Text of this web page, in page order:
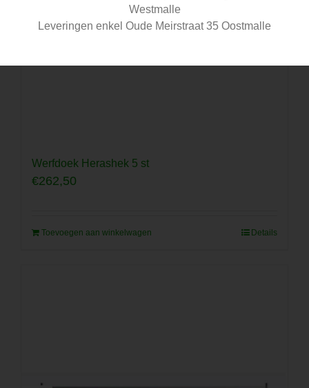
Werfdoek Herashek 5 st
€262,50
Toevoegen aan winkelwagen Details
Westmalle
Leveringen enkel Oude Meirstraat 35 Oostmalle